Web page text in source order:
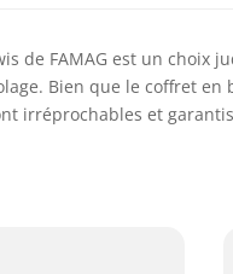
de FAMAG est un
Bien que le coffret
irréprochables et